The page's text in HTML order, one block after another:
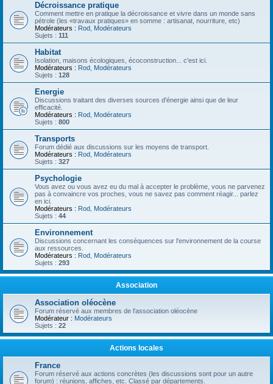
Décroissance pratique
Comment mettre en pratique la décroissance et vivre dans un monde sans
pétrole (les «travaux pratiques» en somme : artisanat, nourriture, etc)
Modérateurs : Rod Modérateurs
Sujets : 111
Habitat
Isolation, maisons écologiques, écoconstruction... c'est ici.
Modérateurs : Rod Modérateurs
Sujets : 128
Energie
Discussions traitant des diverses sources d'énergie ainsi que de leur
efficacité.
Modérateurs : Rod Modérateurs
Sujets : 800
Transports
Forum dédié aux discussions sur les moyens de transport.
Modérateurs : Rod Modérateurs
Sujets : 327
Psychologie
Vous avez ou vous avez eu du mal à accepter le problème, vous ne parvenez
pas à convaincre vos proches, vous ne savez pas comment réagir... parlez
en ici.
Modérateurs : Rod Modérateurs
Sujets : 44
Environnement
Discussions concernant les conséquences sur l'environnement de la course
aux ressources.
Modérateurs : Rod Modérateurs
Sujets : 293
Association
Association oléocène
Forum réservé aux membres de l'association oléocène
Modérateur : Modérateurs
Sujets : 22
Actions locales
France
Forum réservé aux actions concrètes (les discussions sont pour un autre
forum) : réunions, affiches, etc. Classé par départements.